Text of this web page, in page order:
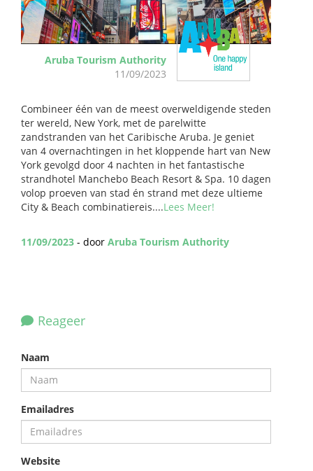
Aruba Tourism Authority
11/09/2023
Combineer één van de meest overweldigende steden
ter wereld, New York, met de parelwitte
zandstranden van het Caribische Aruba. Je geniet
van 4 overnachtingen in het kloppende hart van New
York gevolgd door 4 nachten in het fantastische
strandhotel Manchebo Beach Resort & Spa. 10 dagen
volop proeven van stad én strand met deze ultieme
City & Beach combinatiereis....Lees Meer!
11/09/2023 - door Aruba Tourism Authority
Reageer
Naam
Emailadres
Website